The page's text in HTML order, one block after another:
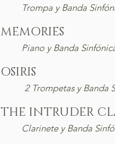
Trompa y Banda
MEMORIES
Piano y Banda
2 Trompetas y Banda
THE
Clarinete y Banda